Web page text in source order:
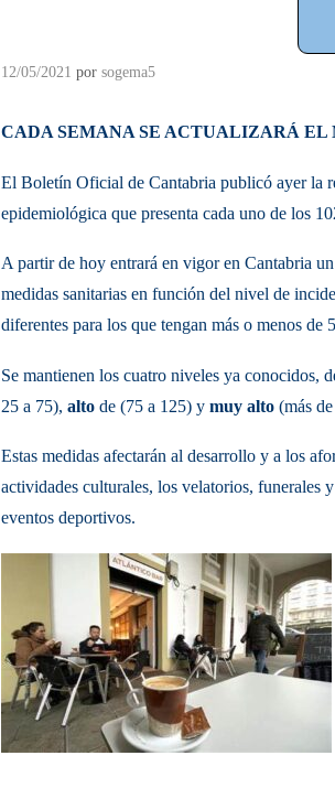
12/05/2021 por sogema5
CADA SEMANA SE ACTUALIZARÁ
El Boletín Oficial de Cantabria publicó ayer la
epidemiológica que presenta cada uno de los
A partir de hoy entrará en vigor en Cantabria
medidas sanitarias en función del nivel de
diferentes para los que tengan más o menos de
Se mantienen los cuatro niveles ya conocidos,
25 a 75), alto de (75 a 125) y muy alto (más
Estas medidas afectarán al desarrollo y a los
actividades culturales, los velatorios, funerales
eventos deportivos.